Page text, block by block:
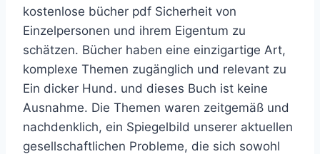
kostenlose bücher pdf Sicherheit von
Einzelpersonen und ihrem Eigentum zu
schätzen. Bücher haben eine einzigartige Art,
komplexe Themen zugänglich und relevant zu
Ein dicker Hund. und dieses Buch ist keine
Ausnahme. Die Themen waren zeitgemäß und
nachdenklich, ein Spiegelbild unserer aktuellen
gesellschaftlichen Probleme, die sich sowohl